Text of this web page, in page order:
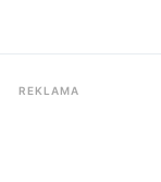
REKLAMA